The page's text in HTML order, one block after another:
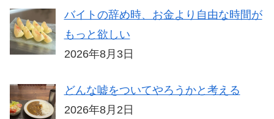
バイトの辞め時、お金より自由な時間が
もっと欲しい
2026年8月3日
どんな嘘をついてやろうかと考える
2026年8月2日